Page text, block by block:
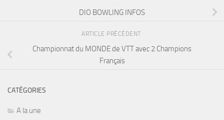
DIO BOWLING INFOS
ARTICLE PRÉCÉDENT
Championnat du MONDE de VTT avec 2 Champions
Français
CATÉGORIES
A la une